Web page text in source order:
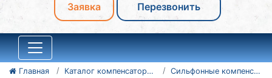
Заявка Перезвонить
Главная Каталог компенсаторов
Сильфонные компенсаторы